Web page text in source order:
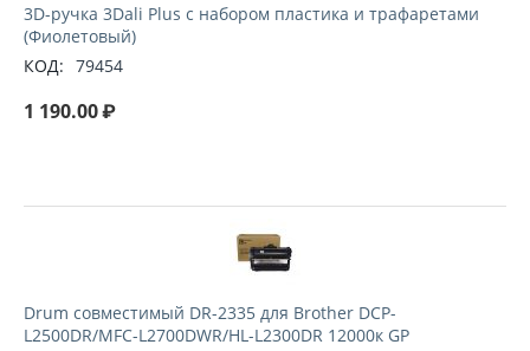
3D-ручка 3Dali Plus с набором пластика и трафаретами
(Фиолетовый)
КОД: 79454
1 190.00₽
Drum совместимый DR-2335 для Brother DCP-
L2500DR/MFC-L2700DWR/HL-L2300DR 12000к GP